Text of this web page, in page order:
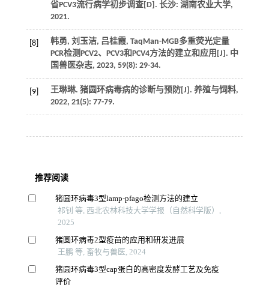
省PCV3流行病学初步调查[D]. 长沙: 湖南农业大学,
2021.
[8]
韩勇, 刘玉洁, 吕桂霞, TaqMan-MGB多重荧光定量
PCR检测PCV2、PCV3和PCV4方法的建立和应用[J]. 中
国兽医杂志, 2023, 59(8): 29-34.
[9] 王琳琳. 猪圆环病毒病的诊断与预防[J]. 养殖与饲料,
2022, 21(5): 77-79.